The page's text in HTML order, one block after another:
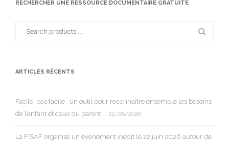
RECHERCHER UNE RESSOURCE DOCUMENTAIRE GRATUITE
ARTICLES RÉCENTS
Facile, pas facile : un outil pour reconnaître ensemble les besoins
de l’enfant et ceux du parent
22/06/2026
La FISAF organise un événement inédit le 22 juin 2026 autour de